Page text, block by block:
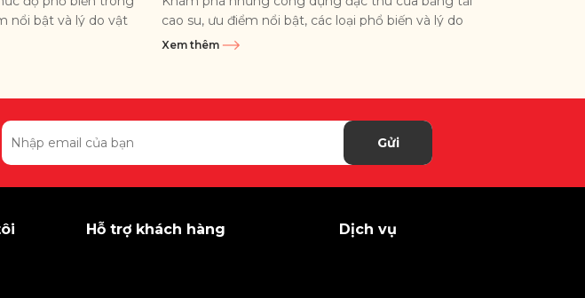
nổi bật và lý do vật
cao su, ưu điểm nổi bật, các loại phổ biến và lý do
đây là giải...
Xem thêm
Gửi
Hỗ trợ khách hàng Dịch vụ